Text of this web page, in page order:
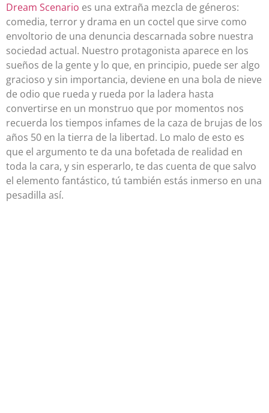
Dream Scenario es una extraña mezcla de géneros:
comedia, terror y drama en un coctel que sirve como
envoltorio de una denuncia descarnada sobre nuestra
sociedad actual. Nuestro protagonista aparece en los
sueños de la gente y lo que, en principio, puede ser algo
gracioso y sin importancia, deviene en una bola de nieve
de odio que rueda y rueda por la ladera hasta
convertirse en un monstruo que por momentos nos
recuerda los tiempos infames de la caza de brujas de los
años 50 en la tierra de la libertad. Lo malo de esto es
que el argumento te da una bofetada de realidad en
toda la cara, y sin esperarlo, te das cuenta de que salvo
el elemento fantástico, tú también estás inmerso en una
pesadilla así.